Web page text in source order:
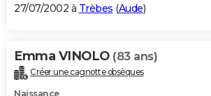
27/07/2002 à Trèbes (Aude)
Emma VINOLO (83 ans)
Créer une cagnotte obsèques
Naissance